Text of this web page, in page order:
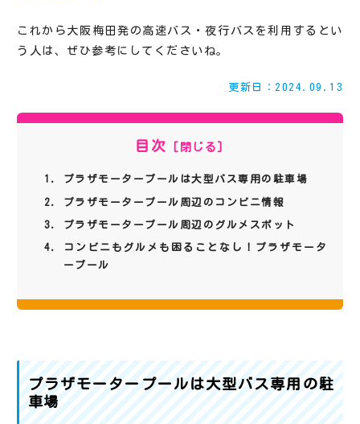
これから大阪梅田発の高速バス・夜行バスを利用するとい
う人は、ぜひ参考にしてくださいね。
更新日：2024.09.13
目次
プラザモータープールは大型バス専用の駐車場
プラザモータープール周辺のコンビニ情報
プラザモータープール周辺のグルメスポット
コンビニもグルメも困ることなし！プラザモータ
ープール
プラザモータープールは大型バス専用の駐
車場